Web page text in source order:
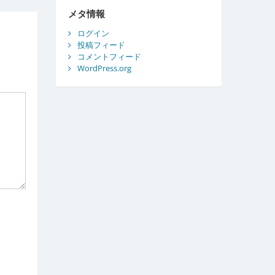
ブ
メタ情報
ログイン
投稿フィード
コメントフィード
WordPress.org